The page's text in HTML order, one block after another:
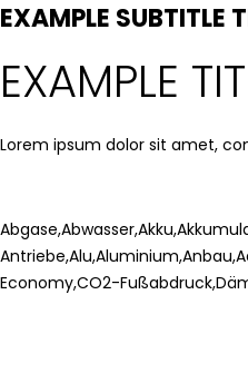
EXAMPLE SUBTITLE
EXAMPLE
Lorem ipsum dolor sit amet,
Abgase,Abwasser,Akku,
Antriebe,Alu,Aluminium,Anbau,
Economy,CO2-Fußabdruck,